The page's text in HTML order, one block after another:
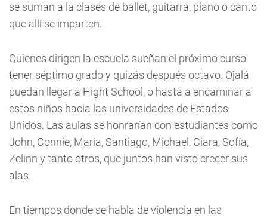
se suman a la clases de ballet, guitarra, piano o canto
que allí se imparten.
Quienes dirigen la escuela sueñan el próximo curso
tener séptimo grado y quizás después octavo. Ojalá
puedan llegar a Hight School, o hasta a encaminar a
estos niños hacia las universidades de Estados
Unidos. Las aulas se honrarían con estudiantes como
John, Connie, María, Santiago, Michael, Ciara, Sofía,
Zelinn y tanto otros, que juntos han visto crecer sus
alas.
En tiempos donde se habla de violencia en las